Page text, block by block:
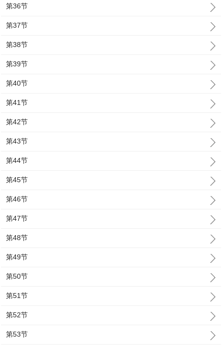
第36节
第37节
第38节
第39节
第40节
第41节
第42节
第43节
第44节
第45节
第46节
第47节
第48节
第49节
第50节
第51节
第52节
第53节